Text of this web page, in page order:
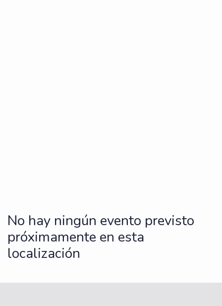
No hay ningún evento previsto
próximamente en esta
localización